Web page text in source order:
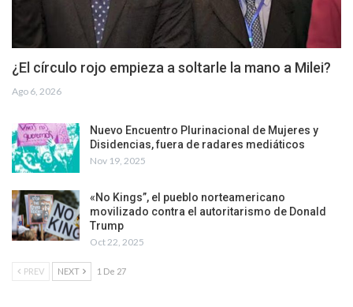
¿El círculo rojo empieza a soltarle la mano a Milei?
Ago 6, 2026
Nuevo Encuentro Plurinacional de Mujeres y
Disidencias, fuera de radares mediáticos
Nov 19, 2025
«No Kings”, el pueblo norteamericano
movilizado contra el autoritarismo de Donald
Trump
Oct 22, 2025
PREV NEXT 1 De 27